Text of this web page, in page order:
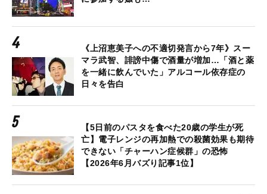
《上沼恵美子への不適切発言から7年》スー
マラ武智、誹謗中傷で酒量が増加…「酒と薬
を一緒に飲んでいた」アルコール依存症の
日々を告白
【5日前のパスタを食べた20歳の学生が死
亡】電子レンジの再加熱での殺菌効果も期待
できない「チャーハン症候群」の恐怖
【2026年6月バズり記事1位】